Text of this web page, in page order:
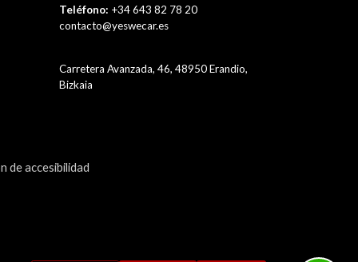
Teléfono: +34 643 82 78 20
contacto@yeswecar.es
Carretera Avanzada, 46, 48950 Erandio,
Bizkaia
de accesibilidad